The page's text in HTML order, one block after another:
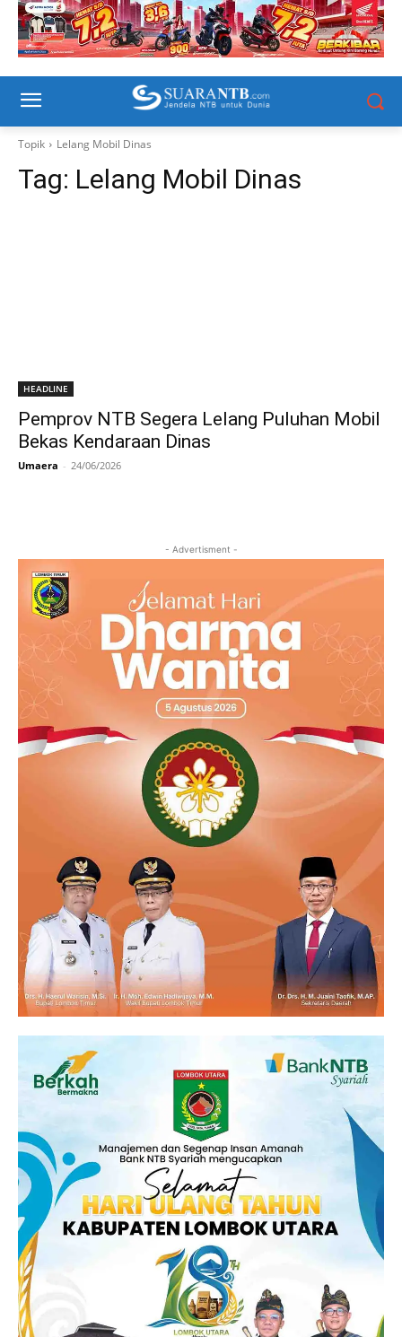
Topik Lelang Mobil Dinas
Tag: Lelang Mobil Dinas
HEADLINE
Pemprov NTB Segera Lelang Puluhan Mobil
Bekas Kendaraan Dinas
Umaera - 24/06/2026
- Advertisment -